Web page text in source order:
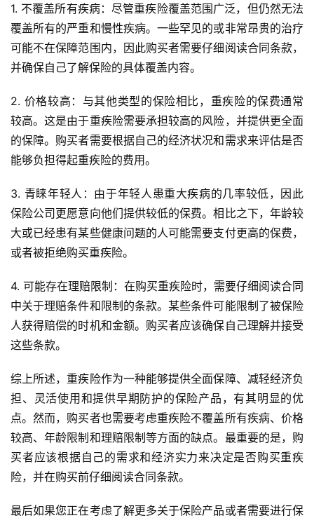
1. 不覆盖所有疾病：尽管重疾险覆盖范围广泛，但仍然无法
覆盖所有的严重和慢性疾病。一些罕见的或非常昂贵的治疗
可能不在保障范围内，因此购买者需要仔细阅读合同条款，
并确保自己了解保险的具体覆盖内容。
2. 价格较高：与其他类型的保险相比，重疾险的保费通常
较高。这是由于重疾险需要承担较高的风险，并提供更全面
的保障。购买者需要根据自己的经济状况和需求来评估是否
能够负担得起重疾险的费用。
3. 青睐年轻人：由于年轻人患重大疾病的几率较低，因此
保险公司更愿意向他们提供较低的保费。相比之下，年龄较
大或已经患有某些健康问题的人可能需要支付更高的保费，
或者被拒绝购买重疾险。
4. 可能存在理赔限制：在购买重疾险时，需要仔细阅读合同
中关于理赔条件和限制的条款。某些条件可能限制了被保险
人获得赔偿的时机和金额。购买者应该确保自己理解并接受
这些条款。
综上所述，重疾险作为一种能够提供全面保障、减轻经济负
担、灵活使用和提供早期防护的保险产品，有其明显的优
点。然而，购买者也需要考虑重疾险不覆盖所有疾病、价格
较高、年龄限制和理赔限制等方面的缺点。最重要的是，购
买者应该根据自己的需求和经济实力来决定是否购买重疾
险，并在购买前仔细阅读合同条款。
最后如果您正在考虑了解更多关于保险产品或者需要进行保